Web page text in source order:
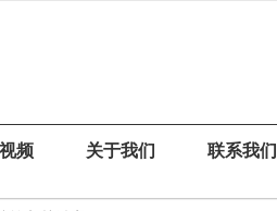
视频 关于我们 联系我们